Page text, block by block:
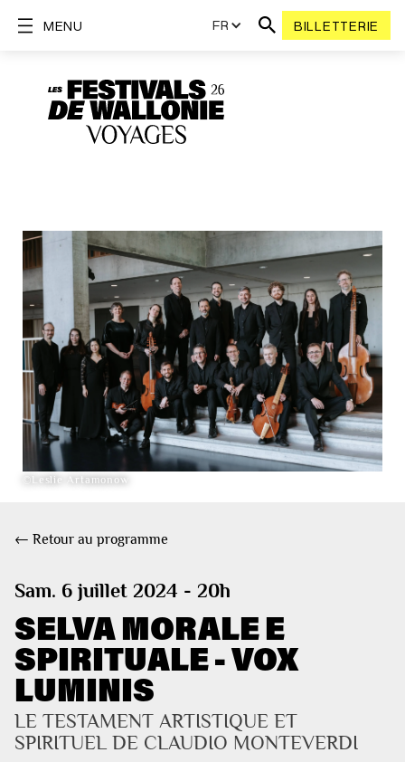
FR BILLETTERIE
MENU
©Leslie Artamonow
← Retour au programme
Sam. 6 juillet 2024 - 20h
SELVA MORALE E
SPIRITUALE - VOX
LUMINIS
LE TESTAMENT ARTISTIQUE ET
SPIRITUEL DE CLAUDIO MONTEVERDI